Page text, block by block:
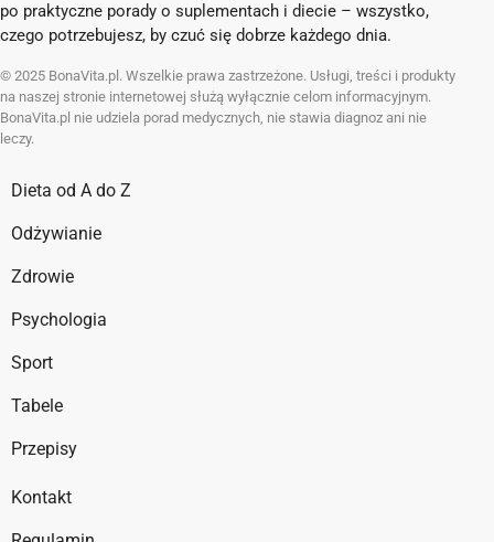
po praktyczne porady o suplementach i diecie – wszystko,
czego potrzebujesz, by czuć się dobrze każdego dnia.
© 2025 BonaVita.pl. Wszelkie prawa zastrzeżone. Usługi, treści i produkty
na naszej stronie internetowej służą wyłącznie celom informacyjnym.
BonaVita.pl nie udziela porad medycznych, nie stawia diagnoz ani nie
leczy.
Dieta od A do Z
Odżywianie
Zdrowie
Psychologia
Sport
Tabele
Przepisy
Kontakt